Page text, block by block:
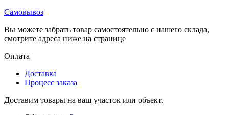
Самовывоз
Вы можете забрать товар самостоятельно с нашего склада,
смотрите адреса ниже на странице
Оплата
Доставка
Процесс заказа
Доставим товары на ваш участок или объект.